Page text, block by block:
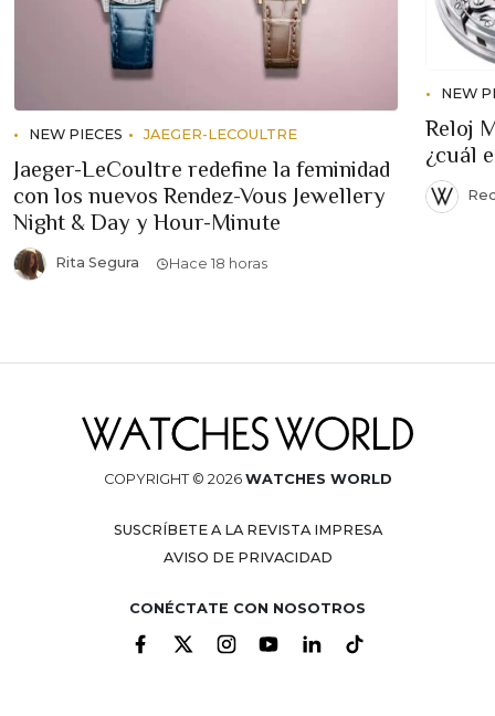
NEW PIECES JAEGER-LECOULTRE
Jaeger-LeCoultre redefine la feminidad
con los nuevos Rendez-Vous Jewellery
Night & Day y Hour-Minute
Rita Segura Hace 18 horas
NEW
Reloj
¿cuál
COPYRIGHT © 2026 WATCHES WORLD
SUSCRÍBETE A LA REVISTA IMPRESA
AVISO DE PRIVACIDAD
CONÉCTATE CON NOSOTROS